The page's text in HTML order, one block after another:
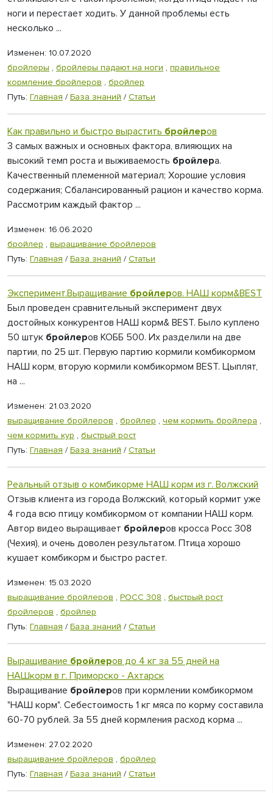
ноги и перестает ходить. У данной проблемы есть
несколько ...
Изменен: 10.07.2020
бройлеры , бройлеры падают на ноги , правильное
кормление бройлеров , бройлер
Путь: Главная / База знаний / Статьи
Как правильно и быстро вырастить бройлеров
3 самых важных и основных фактора, влияющих на
высокий темп роста и выживаемость бройлера.
Качественный племенной материал; Хорошие условия
содержания; Сбалансированный рацион и качество корма.
Рассмотрим каждый фактор ...
Изменен: 16.06.2020
бройлер , выращивание бройлеров
Путь: Главная / База знаний / Статьи
Эксперимент.Выращивание бройлеров. НАШ корм&BEST
Был проведен сравнительный эксперимент двух
достойных конкурентов НАШ корм& BEST. Было куплено
50 штук бройлеров КОББ 500. Их разделили на две
партии, по 25 шт. Первую партию кормили комбикормом
НАШ корм, вторую кормили комбикормом BEST. Цыплят,
на ...
Изменен: 21.03.2020
выращивание бройлеров , бройлер , чем кормить бройлера ,
чем кормить кур , быстрый рост
Путь: Главная / База знаний / Статьи
Реальный отзыв о комбикорме НАШ корм из г. Волжский
Отзыв клиента из города Волжский, который кормит уже
4 года всю птицу комбикормом от компании НАШ корм.
Автор видео выращивает бройлеров кросса Росс 308
(Чехия), и очень доволен результатом. Птица хорошо
кушает комбикорм и быстро растет.
Изменен: 15.03.2020
выращивание бройлеров , РОСС 308 , быстрый рост
бройлеров , бройлер
Путь: Главная / База знаний / Статьи
Выращивание бройлеров до 4 кг за 55 дней на
НАШкорм в г. Приморско - Ахтарск
Выращивание бройлеров при кормлении комбикормом
"НАШ корм". Себестоимость 1 кг мяса по корму составила
60-70 рублей. За 55 дней кормления расход корма ...
Изменен: 27.02.2020
выращивание бройлеров , бройлер
Путь: Главная / База знаний / Статьи